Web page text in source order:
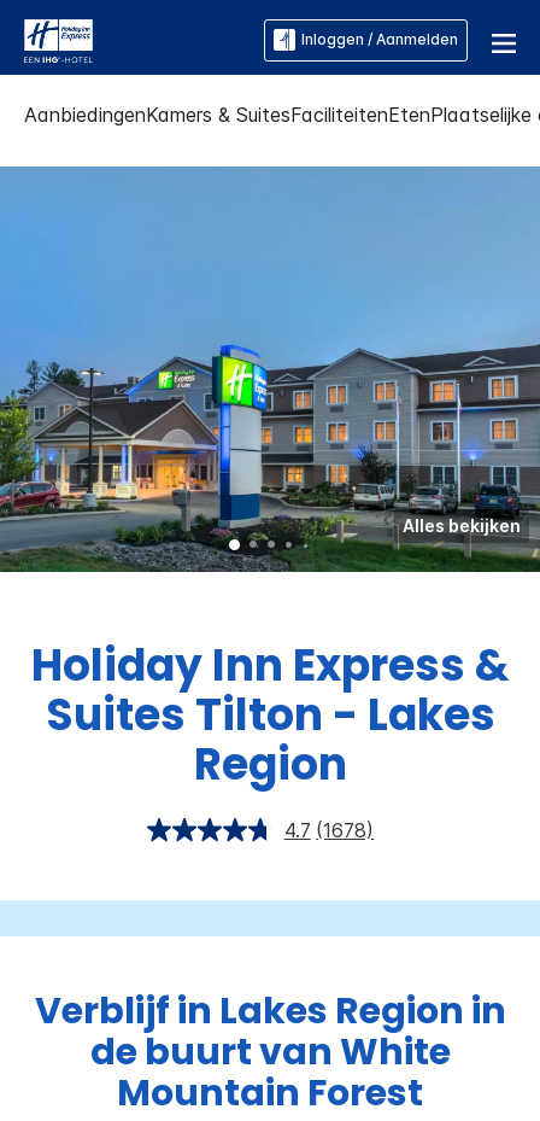
Inloggen / Aanmelden
AanbiedingenKamers & SuitesFaciliteitenEtenPlaatselijke
Alles bekijken
Holiday Inn Express &
Suites Tilton - Lakes
Region
4.7 (1678)
Verblijf in Lakes Region in
de buurt van White
Mountain Forest